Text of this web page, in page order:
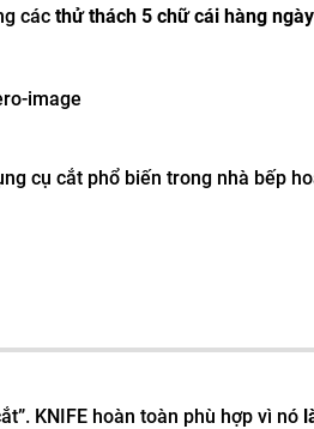
các thử thách 5 chữ cái hàng ngày
cụ cắt phổ biến trong nhà bếp
KNIFE hoàn toàn phù hợp vì nó